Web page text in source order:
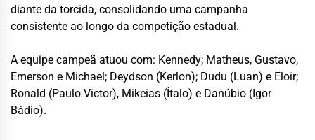
diante da torcida, consolidando uma campanha
consistente ao longo da competição estadual.
A equipe campeã atuou com: Kennedy; Matheus, Gustavo,
Emerson e Michael; Deydson (Kerlon); Dudu (Luan) e Eloir;
Ronald (Paulo Victor), Mikeias (Ítalo) e Danúbio (Igor
Bádio).